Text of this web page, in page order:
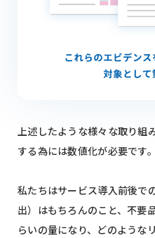
上述したような様々な取り組
する為には数値化が必要です。
私たちはサービス導入前後で
出）はもちろんのこと、不要
らいの量になり、どのような